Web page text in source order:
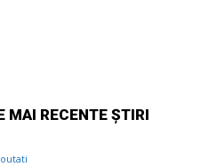
MAI RECENTE ȘTIRI